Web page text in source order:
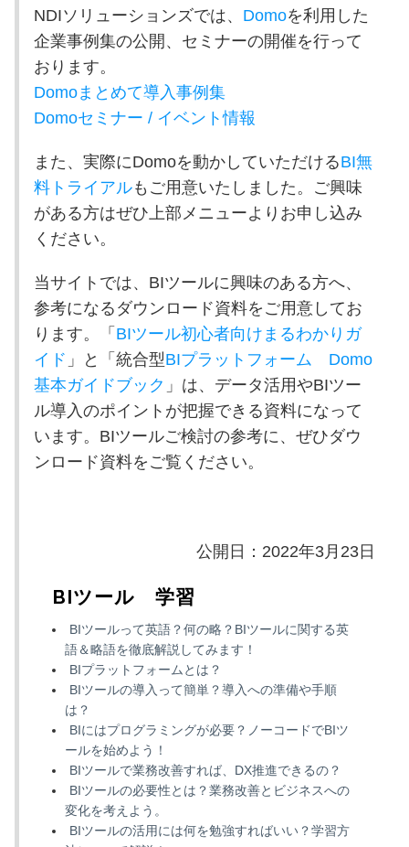
NDIソリューションズでは、 Domoを利用した
企業事例集の公開、セミナーの開催を行って
おります。
Domoまとめて導入事例集
Domoセミナー / イベント情報
また、実際にDomoを動かしていただけるBI無
料トライアルもご用意いたしました。ご興味
がある方はぜひ上部メニューよりお申し込み
ください。
当サイトでは、 BIツールに興味のある方へ、
参考になるダウンロード資料をご用意してお
ります。「 BIツール初心者向けまるわかりガ
イド 」と「統合型BIプラットフォーム
Domo
基本ガイドブック 」は、データ活用やBIツー
ル導入のポイントが把握できる資料になって
います。 BIツールご検討の参考に、ぜひダウ
ンロード資料をご覧ください。
公開日：2022年3月23日
BIツール 学習
BIツールって英語？何の略？BIツールに関する英
語＆略語を徹底解説してみます！
BIプラットフォームとは？
BIツールの導入って簡単？導入への準備や手順
は？
BIにはプログラミングが必要？ノーコードでBIツ
ールを始めよう！
BIツールで業務改善すれば、DX推進できるの？
BIツールの必要性とは？業務改善とビジネスへの
変化を考えよう。
BIツールの活用には何を勉強すればいい？学習方